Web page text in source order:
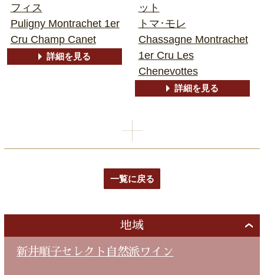
フィス
Puligny Montrachet 1er
Cru Champ Canet
詳細を見る
ット
トマ･モレ
Chassagne Montrachet
1er Cru Les
Chenevottes
詳細を見る
一覧に戻る
地域
新井順子セレクト自然派ワイン